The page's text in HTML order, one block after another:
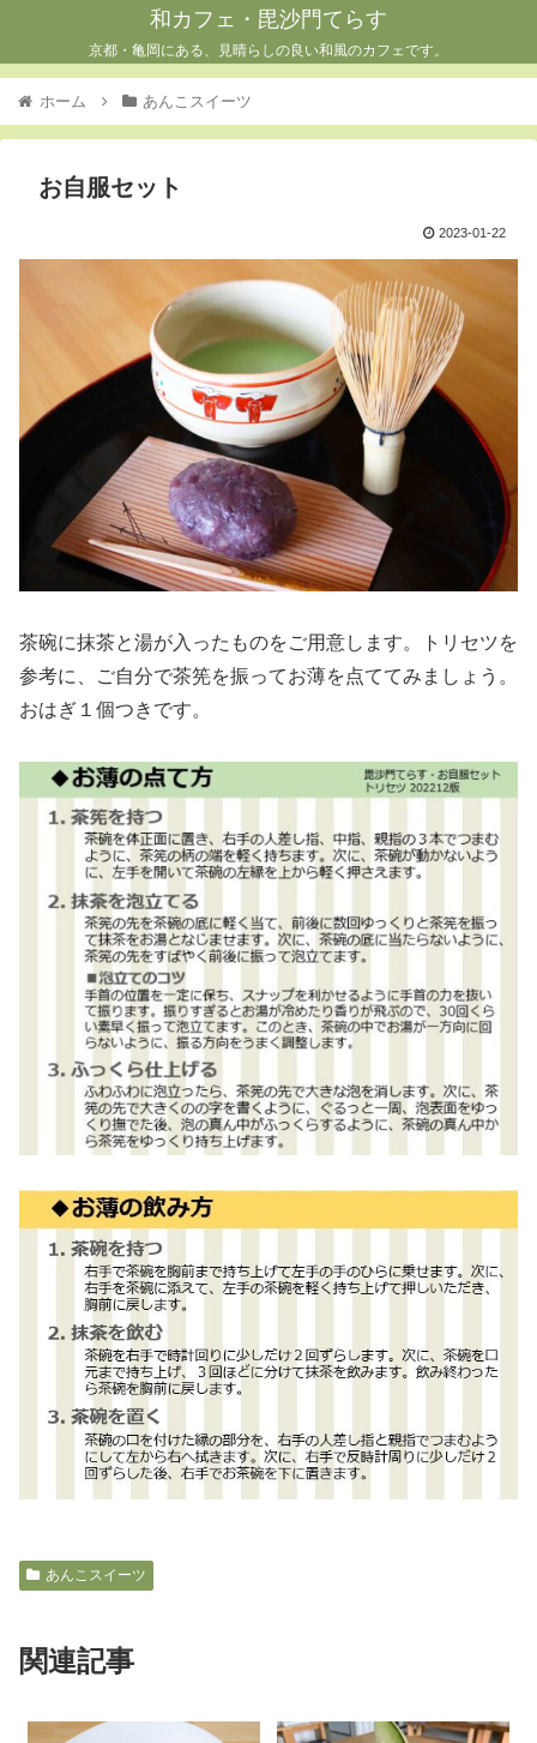
和カフェ・毘沙門てらす
京都・亀岡にある、見晴らしの良い和風のカフェです。
ホーム あんこスイーツ
お自服セット
2023-01-22
茶碗に抹茶と湯が入ったものをご用意します。トリセツを
参考に、ご自分で茶筅を振ってお薄を点ててみましょう。
おはぎ１個つきです。
あんこスイーツ
関連記事